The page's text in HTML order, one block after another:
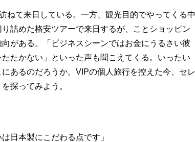
て来日している。一方、観光目的でやってくる中
詰めた格安ツアーで来日するが、ことショッピン
がある。「ビジネスシーンではお金にうるさい彼
たかない」といった声も聞こえてくる。いったい
あるのだろうか。VIPの個人旅行を控えた今、セレ
探ってみよう。
日本製にこだわる点です」